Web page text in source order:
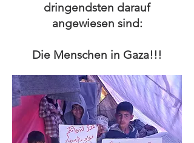
dringendsten darauf
angewiesen sind:
Die Menschen in Gaza!!!